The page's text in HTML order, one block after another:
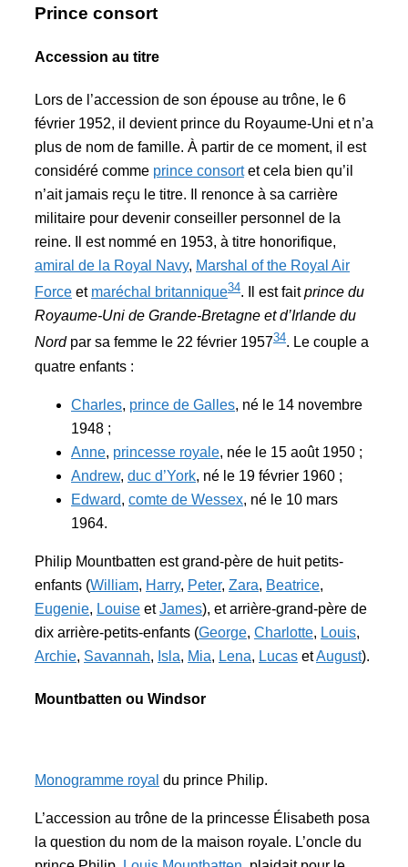
Prince consort
Accession au titre
Lors de l’accession de son épouse au trône, le 6
février 1952, il devient prince du Royaume-Uni et n’a
plus de nom de famille. À partir de ce moment, il est
considéré comme prince consortet cela bien qu’il
n’ait jamais reçu le titre. Il renonce à sa carrière
militaire pour devenir conseiller personnel de la
reine. Il est nommé en 1953, à titre honorifique,
amiral de la Royal Navy, Marshal of the Royal Air
Force et maréchal britannique34. Il est faitprince du
Royaume-Uni de Grande-Bretagne et d’Irlande du
Nord par sa femme le 22 février 195734. Le couple a
quatre enfants :
Charles, prince de Galles, né le 14 novembre
1948 ;
Anne, princesse royale, née le 15 août 1950 ;
Andrew, duc d’York, né le 19 février 1960 ;
Edward, comte de Wessex, né le 10 mars
1964.
Philip Mountbatten est grand-père de huit petits-
enfants (William, Harry, Peter, Zara, Beatrice,
Eugenie, Louise etJames), et arrière-grand-père de
dix arrière-petits-enfants (George, Charlotte, Louis,
Archie, Savannah, Isla, Mia, Lena, Lucas etAugust).
Mountbatten ou Windsor
Monogramme royal du prince Philip.
L’accession au trône de la princesse Élisabeth posa
la question du nom de la maison royale. L’oncle du